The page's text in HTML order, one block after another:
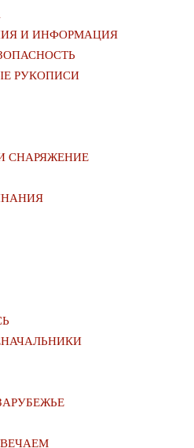
И ИНФОРМАЦИЯ
РУКОПИСИ
СНАРЯЖЕНИЕ